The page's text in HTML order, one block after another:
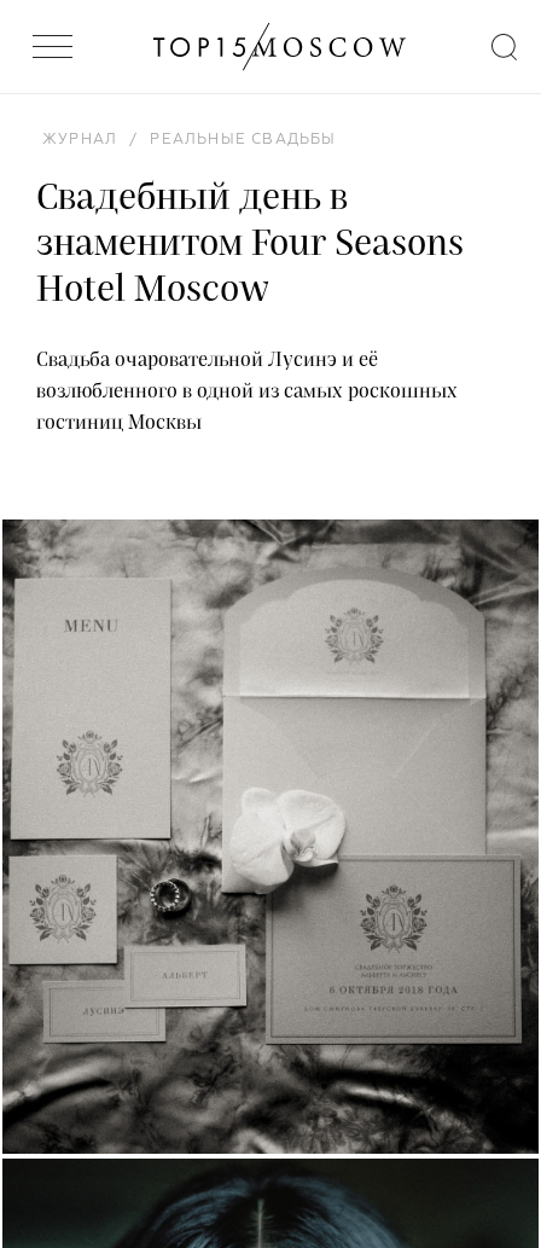
ЖУРНАЛ / РЕАЛЬНЫЕ СВАДЬБЫ
Свадебный день в
знаменитом Four Seasons
Hotel Moscow
Свадьба очаровательной Лусинэ и её
возлюбленного в одной из самых роскошных
гостиниц Москвы